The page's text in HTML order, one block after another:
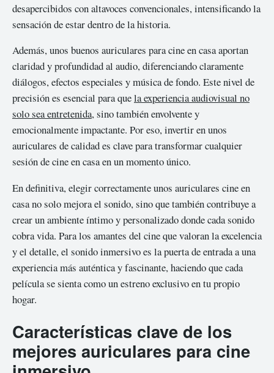
desapercibidos con altavoces convencionales, intensificando la
sensación de estar dentro de la historia.
Además, unos buenos auriculares para cine en casa aportan
claridad y profundidad al audio, diferenciando claramente
diálogos, efectos especiales y música de fondo. Este nivel de
precisión es esencial para quela experiencia audiovisual no
solo sea entretenida, sino también envolvente y
emocionalmente impactante. Por eso, invertir en unos
auriculares de calidad es clave para transformar cualquier
sesión de cine en casa en un momento único.
En definitiva, elegir correctamente unos auriculares cine en
casa no solo mejora el sonido, sino que también contribuye a
crear un ambiente íntimo y personalizado donde cada sonido
cobra vida. Para los amantes del cine que valoran la excelencia
y el detalle, el sonido inmersivo es la puerta de entrada a una
experiencia más auténtica y fascinante, haciendo que cada
película se sienta como un estreno exclusivo en tu propio
hogar.
Características clave de los
mejores auriculares para cine